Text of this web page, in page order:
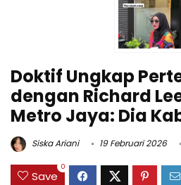
Doktif Ungkap
dengan Richard
Metro Jaya: Dia
Siska Ariani 19 Februari 2026
Save
0